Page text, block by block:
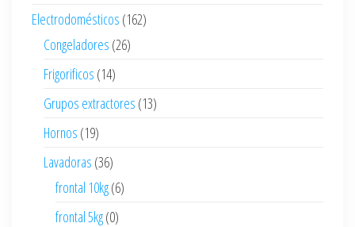
Electrodomésticos (162)
Congeladores (26)
Frigorificos (14)
Grupos extractores (13)
Hornos (19)
Lavadoras (36)
frontal 10kg(6)
frontal 5kg(0)